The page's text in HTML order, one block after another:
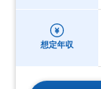
想定年収